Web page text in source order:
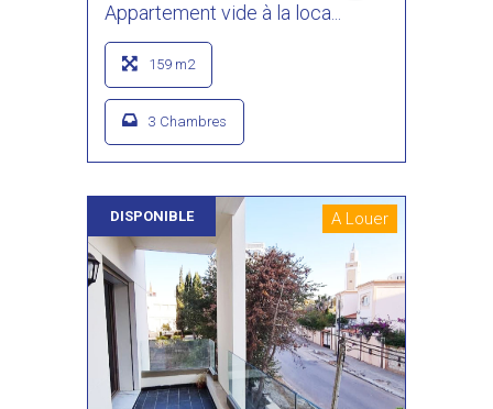
Appartement vide à la loca...
159 m2
3 Chambres
DISPONIBLE A Louer